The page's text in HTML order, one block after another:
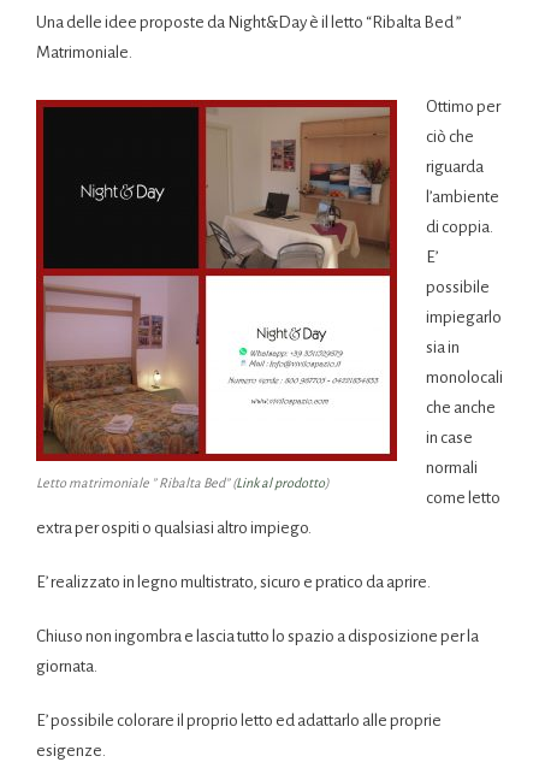
Una delle idee proposte da Night&Day è il letto “Ribalta Bed ”
Matrimoniale.
Letto matrimoniale ” Ribalta Bed” (Link al prodotto)
Ottimo per
ciò che
riguarda
l’ambiente
di coppia.
E’
possibile
impiegarlo
sia in
monolocali
che anche
in case
normali
come letto
extra per ospiti o qualsiasi altro impiego.
E’ realizzato in legno multistrato, sicuro e pratico da aprire.
Chiuso non ingombra e lascia tutto lo spazio a disposizione per la
giornata.
E’ possibile colorare il proprio letto ed adattarlo alle proprie
esigenze.